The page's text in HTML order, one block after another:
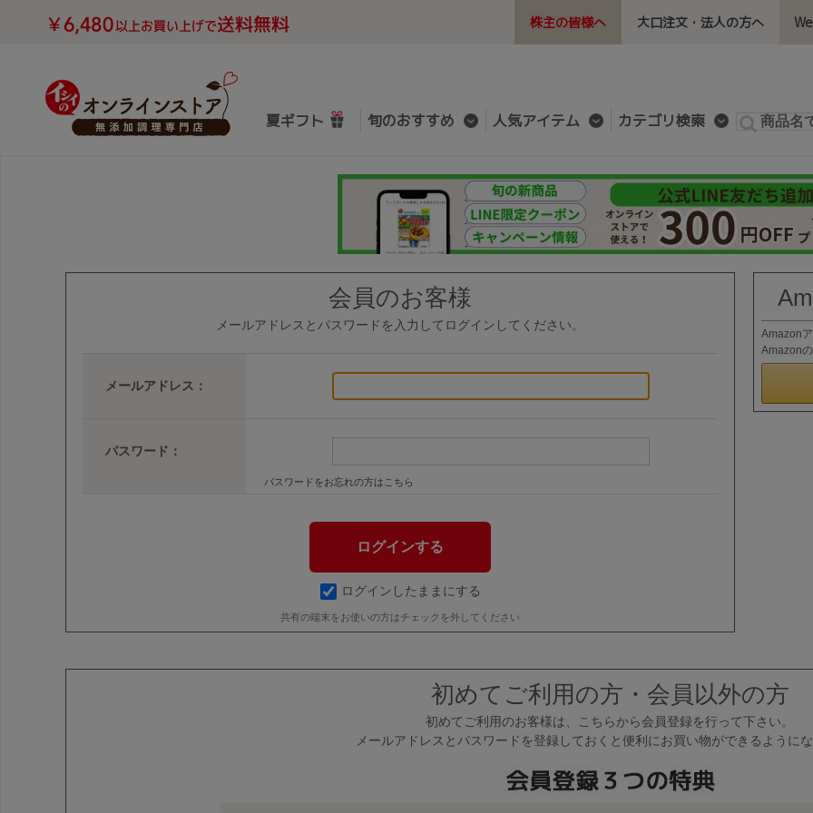
株主の皆様へ 大口注文・法人の方へ
夏ギフト 旬のおすすめ 人気アイテム カテゴリ検索
会員のお客様
メールアドレスとパスワードを入力してログインしてください。
メールアドレス：
パスワード：
パスワードをお忘れの方はこちら
ログインしたままにする
共有の端末をお使いの方はチェックを外してください
Amazon
Amazon
初めてご利用の方・会員以外の方
初めてご利用のお客様は、こちらから会員登録を行って下さい。
メールアドレスとパスワードを登録しておくと便利にお買い物ができるように